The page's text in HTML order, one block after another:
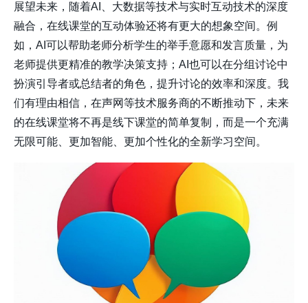
展望未来，随着AI、大数据等技术与实时互动技术的深度
融合，在线课堂的互动体验还将有更大的想象空间。例
如，AI可以帮助老师分析学生的举手意愿和发言质量，为
老师提供更精准的教学决策支持；AI也可以在分组讨论中
扮演引导者或总结者的角色，提升讨论的效率和深度。我
们有理由相信，在声网等技术服务商的不断推动下，未来
的在线课堂将不再是线下课堂的简单复制，而是一个充满
无限可能、更加智能、更加个性化的全新学习空间。